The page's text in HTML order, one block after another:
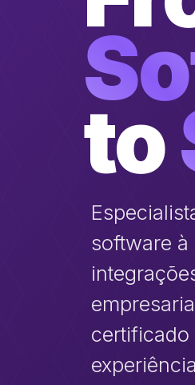
to
software à
certificado